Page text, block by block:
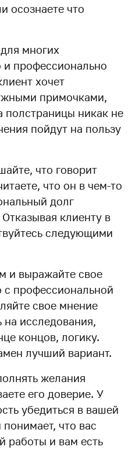
осознаете что
многих
профессионально
хочет
примочками,
полстраницы никак не
пойдут на пользу
что говорит
что он в чем-то
долг
клиенту в
следующими
и выражайте свое
профессиональной
свое мнение
на исследования,
концов, логику.
лучший вариант.
желания
его доверие. У
убедиться в вашей
что вас
работы и вам есть